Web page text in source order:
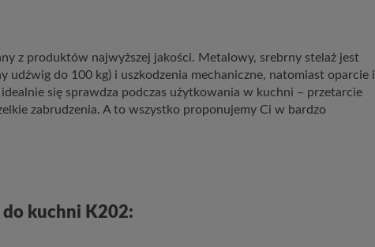
z produktów najwyższej jakości. Metalowy, srebrny stelaż jest
udźwig do 100 kg) i uszkodzenia mechaniczne, natomiast oparcie i
się sprawdza podczas użytkowania w kuchni – przetarcie
zabrudzenia. A to wszystko proponujemy Ci w bardzo
do kuchni K202: